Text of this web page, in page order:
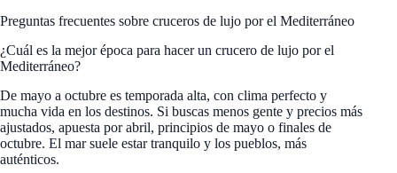
Preguntas frecuentes sobre cruceros de lujo por el Mediterráneo
¿Cuál es la mejor época para hacer un crucero de lujo por el
Mediterráneo?
De mayo a octubre es temporada alta, con clima perfecto y
mucha vida en los destinos. Si buscas menos gente y precios más
ajustados, apuesta por abril, principios de mayo o finales de
octubre. El mar suele estar tranquilo y los pueblos, más
auténticos.